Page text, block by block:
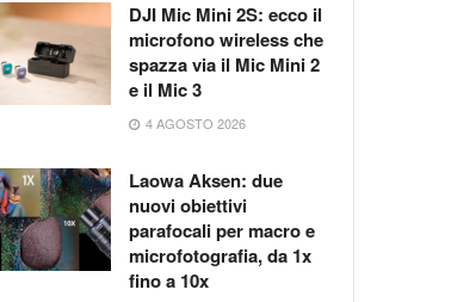
DJI Mic Mini 2S: ecco il
microfono wireless che
spazza via il Mic Mini 2
e il Mic 3
4 AGOSTO 2026
Laowa Aksen: due
nuovi obiettivi
parafocali per macro e
microfotografia, da 1x
fino a 10x